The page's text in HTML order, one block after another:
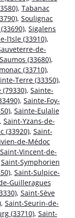
, Tabanac
, Soulignac
, Sigalens
l’Isle (33910),
de-
Saumos (33680),
(33710),
Terre (33350),
(79330), Sainte-
, Sainte-Foy-
, Sainte-Eulalie
Saint-Yzans-de-
(33920), Saint-
de-Médoc
Saint-Vincent-de-
Saint-Symphorien
, Saint-Sulpice-
Guilleragues
, Saint-Sève
, Saint-Seurin-de-
(33710), Saint-